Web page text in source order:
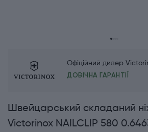
Офіційний дилер
ДОВІЧНА ГАРАНТІЇ
Швейцарський складаний
Victorinox NAILCLIP 580